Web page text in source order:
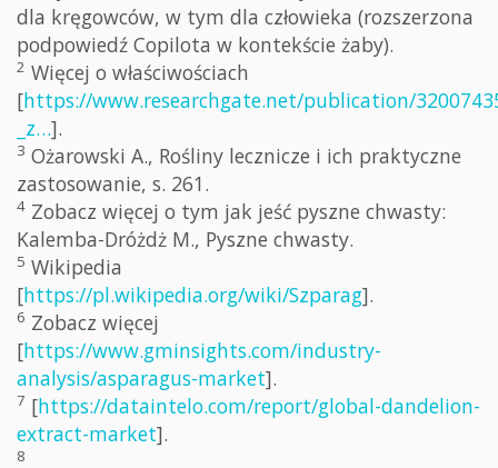
dla kręgowców, w tym dla człowieka (rozszerzona
podpowiedź Copilota w kontekście żaby).
2 Więcej o właściwościach
[https://www.researchgate.net/publication/
_z…].
3 Ożarowski A., Rośliny lecznicze i ich praktyczne
zastosowanie, s. 261.
4 Zobacz więcej o tym jak jeść pyszne chwasty:
Kalemba-Dróżdż M., Pyszne chwasty.
5 Wikipedia
[https://pl.wikipedia.org/wiki/Szparag].
6 Zobacz więcej
[https://www.gminsights.com/industry-
analysis/asparagus-market].
7 [https://dataintelo.com/report/global-dandelion-
extract-market].
8